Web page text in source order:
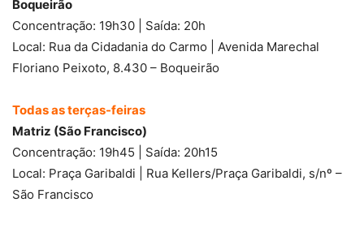
Boqueirão
Concentração: 19h30 | Saída: 20h
Local: Rua da Cidadania do Carmo | Avenida Marechal
Floriano Peixoto, 8.430 – Boqueirão
Todas as terças-feiras
Matriz (São Francisco)
Concentração: 19h45 | Saída: 20h15
Local: Praça Garibaldi | Rua Kellers/Praça Garibaldi, s/nº –
São Francisco